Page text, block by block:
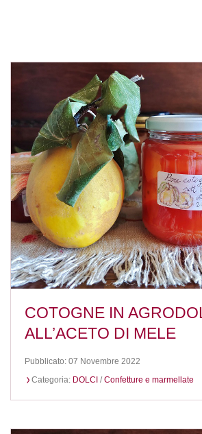
COTOGNE IN
ALL’ACETO DI MELE
Pubblicato: 07 Novembre 2022
Categoria: DOLCI /Confetture e marmellate